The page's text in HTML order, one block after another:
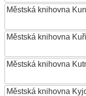
Městská knihovna
Městská knihovna
Městská knihovna
Městská knihovna